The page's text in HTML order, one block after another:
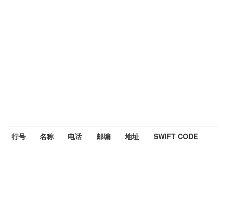
行号 名称 电话 邮编 地址 SWIFT CODE